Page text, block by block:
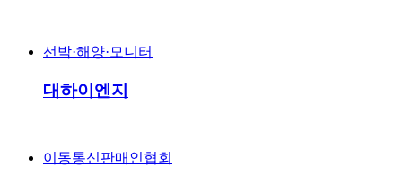
선박·해양·모니터
대하이엔지
이동통신판매인협회